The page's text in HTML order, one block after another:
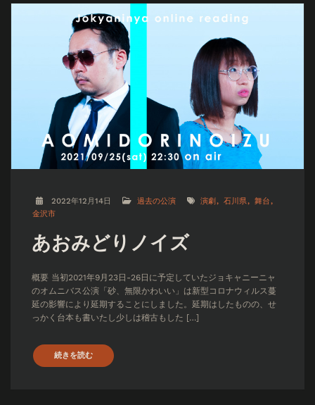
2022年12月14日 過去の公演 演劇 石川県
舞台
金沢市
あおみどりノイズ
概要 当初2021年9月23日-26日に予定していたジョキャニーニャ
のオムニバス公演「砂、無限かわいい」は新型コロナウィルス蔓
延の影響により延期することにしました。延期はしたものの、せ
っかく台本も書いたし少しは稽古もした […]
続きを読む